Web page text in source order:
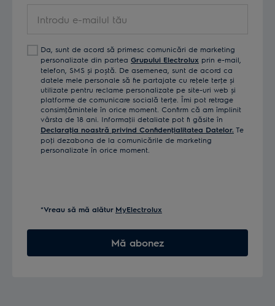
Da, sunt de acord să primesc comunicări de marketing
personalizate din partea Grupului Electrolux prin e-mail,
telefon, SMS și poștă. De asemenea, sunt de acord ca
datele mele personale să fie partajate cu reţele terţe și
utilizate pentru reclame personalizate pe site-uri web și
platforme de comunicare socială terţe. Îmi pot retrage
consimţămintele în orice moment. Confirm că am împlinit
vârsta de 18 ani. Informaţii detaliate pot fi găsite în
Declaraţia noastră privind Confidenţialitatea Datelor. Te
poţi dezabona de la comunicările de marketing
personalizate în orice moment.
*Vreau să mă alătur MyElectrolux
Mă abonez